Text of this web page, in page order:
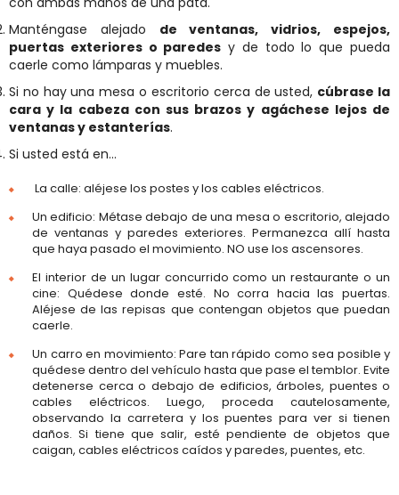
Manténgase alejado de ventanas, vidrios, espejos,
puertas exteriores o paredes y de todo lo que pueda
caerle como lámparas y muebles.
Si no hay una mesa o escritorio cerca de usted, cúbrase la
cara y la cabeza con sus brazos y agáchese lejos de
ventanas y estanterías.
Si usted está en…
La calle: aléjese los postes y los cables eléctricos.
Un edificio: Métase debajo de una mesa o escritorio, alejado
de ventanas y paredes exteriores. Permanezca allí hasta
que haya pasado el movimiento. NO use los ascensores.
El interior de un lugar concurrido como un restaurante o un
cine: Quédese donde esté. No corra hacia las puertas.
Aléjese de las repisas que contengan objetos que puedan
caerle.
Un carro en movimiento: Pare tan rápido como sea posible y
quédese dentro del vehículo hasta que pase el temblor. Evite
detenerse cerca o debajo de edificios, árboles, puentes o
cables eléctricos. Luego, proceda cautelosamente,
observando la carretera y los puentes para ver si tienen
daños. Si tiene que salir, esté pendiente de objetos que
caigan, cables eléctricos caídos y paredes, puentes, etc.